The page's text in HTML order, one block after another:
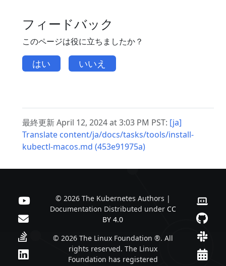
フィードバック
このページは役に立ちましたか？
はい いいえ
最終更新 April 12, 2024 at 3:03 PM PST: [ja]
Translate content/ja/docs/tasks/tools/install-
kubectl-macos.md (453e91975a)
© 2026 The Kubernetes Authors |
Documentation Distributed under CC
BY 4.0
© 2026 The Linux Foundation ®. All
rights reserved. The Linux
Foundation has registered